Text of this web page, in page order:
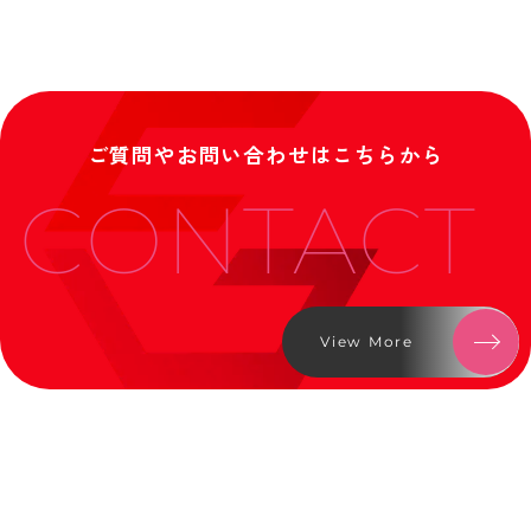
ご質問やお問い合わせはこちらから
CONTACT
View More